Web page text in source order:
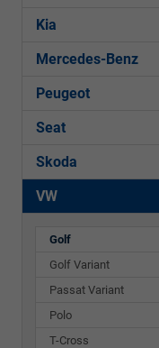
Kia
Mercedes-Benz
Peugeot
Seat
Skoda
VW
Golf
Golf Variant
Passat Variant
Polo
T-Cross